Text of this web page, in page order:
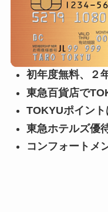
初年度無料、２
東急百貨店で
TOKYUポイン
東急ホテルズ優
コンフォートメ